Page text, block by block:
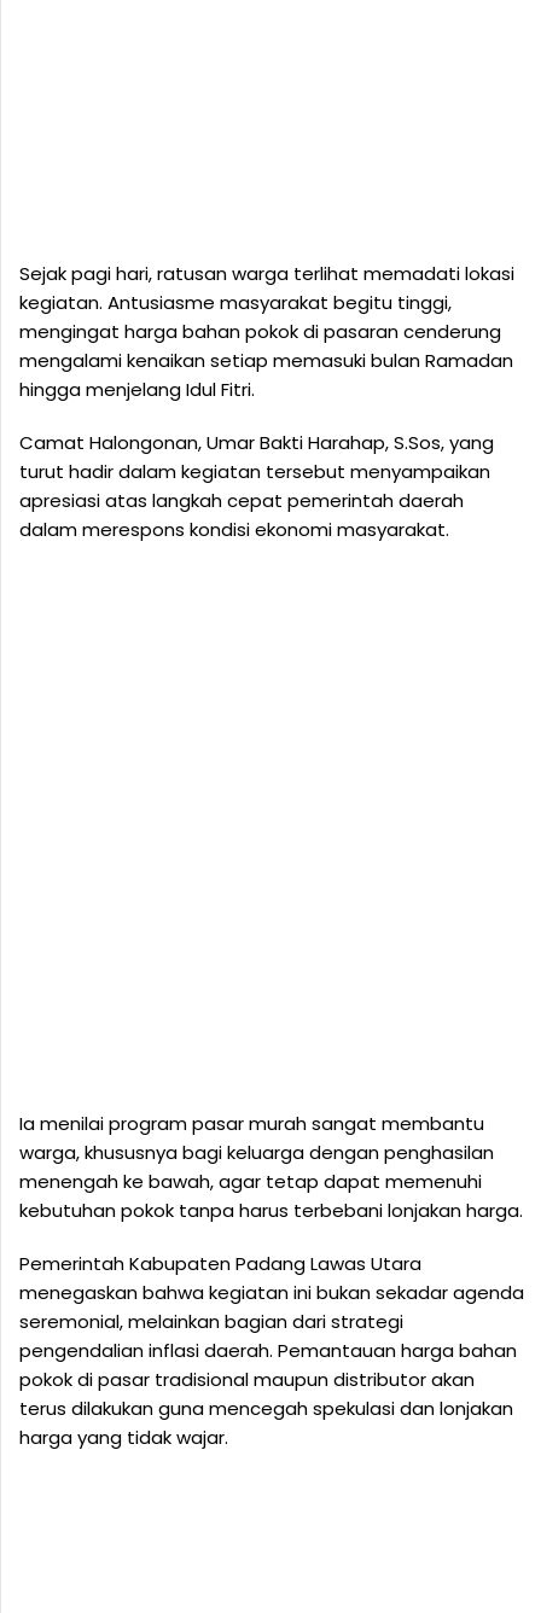
Sejak pagi hari, ratusan warga terlihat memadati lokasi
kegiatan. Antusiasme masyarakat begitu tinggi,
mengingat harga bahan pokok di pasaran cenderung
mengalami kenaikan setiap memasuki bulan Ramadan
hingga menjelang Idul Fitri.
Camat Halongonan, Umar Bakti Harahap, S.Sos, yang
turut hadir dalam kegiatan tersebut menyampaikan
apresiasi atas langkah cepat pemerintah daerah
dalam merespons kondisi ekonomi masyarakat.
Ia menilai program pasar murah sangat membantu
warga, khususnya bagi keluarga dengan penghasilan
menengah ke bawah, agar tetap dapat memenuhi
kebutuhan pokok tanpa harus terbebani lonjakan harga.
Pemerintah Kabupaten Padang Lawas Utara
menegaskan bahwa kegiatan ini bukan sekadar agenda
seremonial, melainkan bagian dari strategi
pengendalian inflasi daerah. Pemantauan harga bahan
pokok di pasar tradisional maupun distributor akan
terus dilakukan guna mencegah spekulasi dan lonjakan
harga yang tidak wajar.